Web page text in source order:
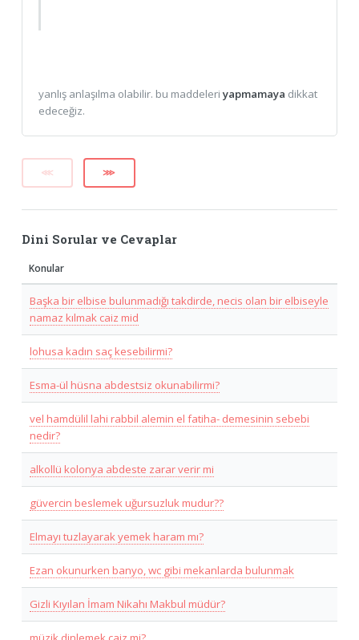
yanlış anlaşılma olabilir. bu maddeleri yapmamaya dikkat
edeceğiz.
⋘ ⋙
Dini Sorular ve Cevaplar
Konular
Başka bir elbise bulunmadığı takdirde, necis olan bir elbiseyle
namaz kılmak caiz mid
lohusa kadın saç kesebilirmi?
Esma-ül hüsna abdestsiz okunabilirmi?
vel hamdülil lahi rabbil alemin el fatiha- demesinin sebebi
nedir?
alkollü kolonya abdeste zarar verir mi
güvercin beslemek uğursuzluk mudur??
Elmayı tuzlayarak yemek haram mı?
Ezan okunurken banyo, wc gibi mekanlarda bulunmak
Gizli Kıyılan İmam Nikahı Makbul müdür?